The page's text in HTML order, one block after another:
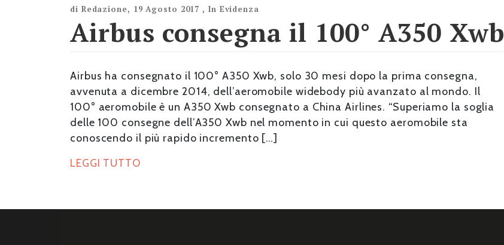
di Redazione, 19 Agosto 2017 , In Evidenza
Airbus consegna il 100° A350 Xwb
Airbus ha consegnato il 100° A350 Xwb, solo 30 mesi dopo la prima consegna,
avvenuta a dicembre 2014, dell’aeromobile widebody più avanzato al mondo. Il
100° aeromobile è un A350 Xwb consegnato a China Airlines. “Superiamo la soglia
delle 100 consegne dell’A350 Xwb nel momento in cui questo aeromobile sta
conoscendo il più rapido incremento […]
LEGGI TUTTO